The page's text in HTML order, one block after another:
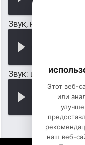
Звук, когда робот
Звук: шлеп по
Этот веб-
или
наш веб-